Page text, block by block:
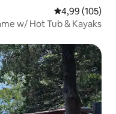
Gemiddelde
4,99 (105)
w/ Hot Tub & Kayaks